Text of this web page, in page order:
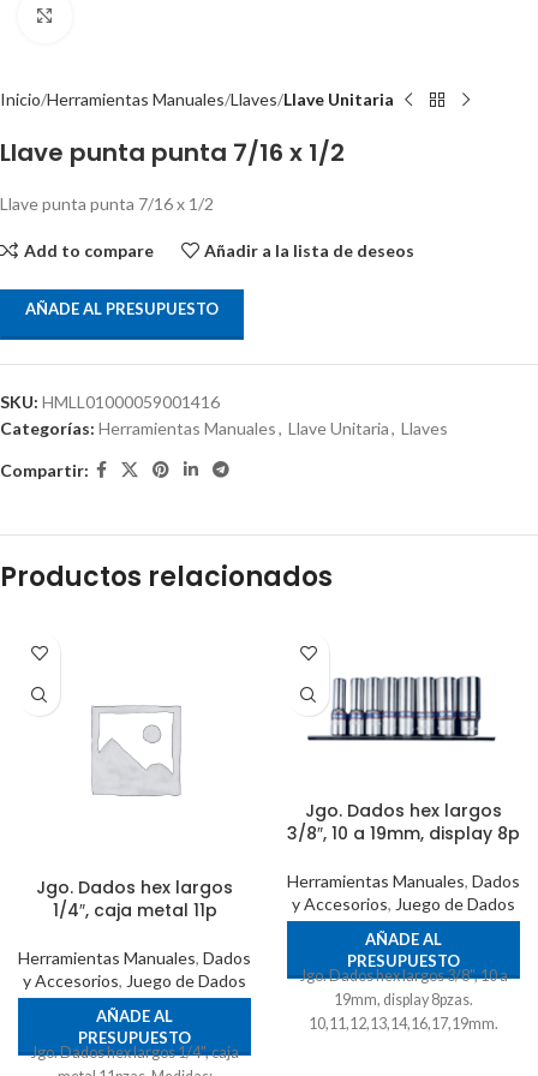
Inicio Herramientas Manuales Llaves Llave Unitaria
Llave punta punta 7/16 x 1/2
Llave punta punta 7/16 x 1/2
Add to compare Añadir a la lista de deseos
AÑADE AL PRESUPUESTO
SKU: HMLL01000059001416
Categorías: Herramientas Manuales, Llave Unitaria, Llaves
Compartir:
Productos relacionados
Jgo. Dados hex largos
1/4″, caja metal 11p
Herramientas Manuales, Dados
y Accesorios, Juego de Dados
AÑADE AL
PRESUPUESTO
Jgo. Dados hex largos 1/4", caja
Jgo. Dados hex largos
3/8″, 10 a 19mm, display 8p
Herramientas Manuales, Dados
y Accesorios, Juego de Dados
AÑADE AL
PRESUPUESTO
Jgo. Dados hex largos 3/8", 10 a
19mm, display 8pzas.
10,11,12,13,14,16,17,19mm.